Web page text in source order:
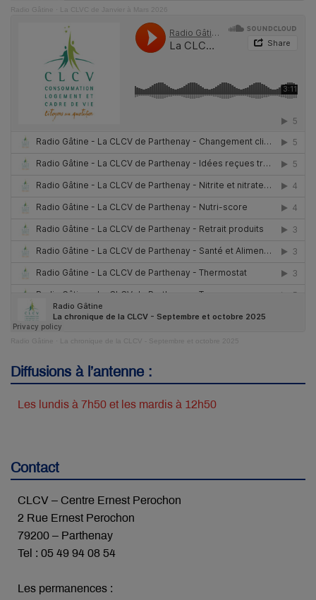
Radio Gâtine La CLVC de Janvier à Mars 2026
Radio Gâtine
Diffusions à l’antenne :
Les lundis à 7h50 et les mardis à 12h50
Contact
CLCV – Centre Ernest Perochon
2 Rue Ernest Perochon
79200 – Parthenay
Tel : 05 49 94 08 54
Les permanences :